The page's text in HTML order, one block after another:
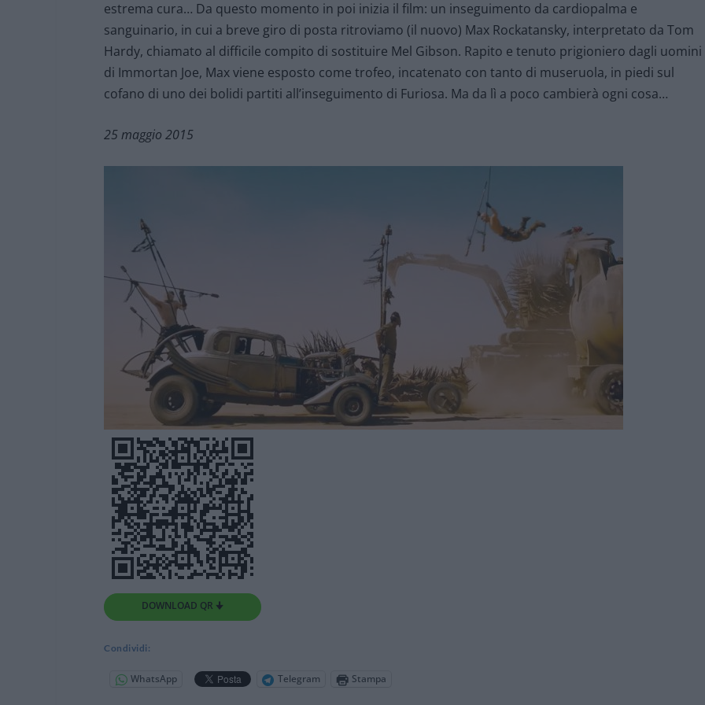
estrema cura… Da questo momento in poi inizia il film: un inseguimento da cardiopalma e
sanguinario, in cui a breve giro di posta ritroviamo (il nuovo) Max Rockatansky, interpretato da Tom
Hardy, chiamato al difficile compito di sostituire Mel Gibson. Rapito e tenuto prigioniero dagli uomini
di Immortan Joe, Max viene esposto come trofeo, incatenato con tanto di museruola, in piedi sul
cofano di uno dei bolidi partiti all’inseguimento di Furiosa. Ma da lì a poco cambierà ogni cosa…
25 maggio 2015
DOWNLOAD QR 🠋
Condividi:
WhatsApp Telegram Stampa